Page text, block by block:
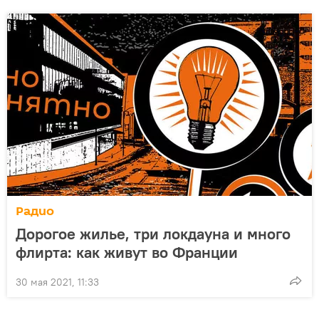
Радио
Дорогое жилье, три локдауна и много
флирта: как живут во Франции
30 мая 2021, 11:33